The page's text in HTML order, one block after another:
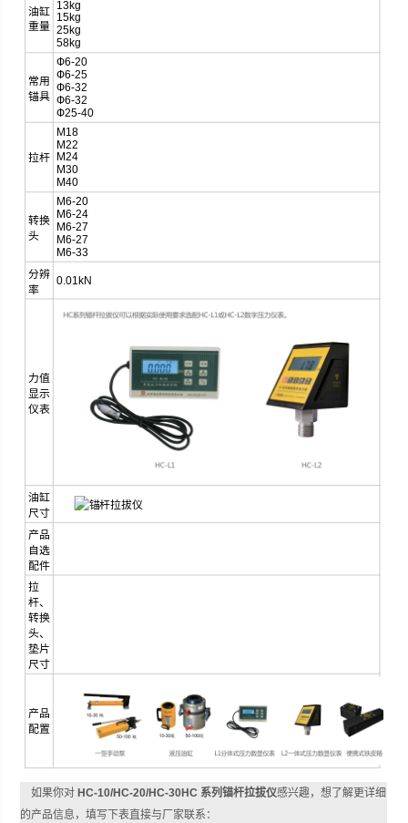
油缸
重量
13kg
15kg
25kg
58kg
常用
锚具
Ф6-20
Ф6-25
Ф6-32
Ф6-32
Ф25-40
拉杆
M18
M22
M24
M30
M40
转换
头
M6-20
M6-24
M6-27
M6-27
M6-33
分辨
率
0.01kN
力值
显示
仪表
油缸
尺寸
产品
自选
配件
拉
杆、
转换
头、
垫片
尺寸
产品
配置
如果你对 HC-10/HC-20/HC-30HC 系列锚杆拉拔仪感兴趣，想了解更详细
的产品信息，填写下表直接与厂家联系：